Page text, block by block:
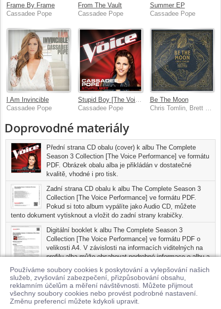
Používáme soubory cookies k poskytování a vylepšování našich
služeb, zvyšování zabezpečení, přizpůsobování obsahu,
reklamním účelům a měření návštěvnosti. Můžete přijmout
všechny soubory cookies nebo provést podrobné nastavení.
Změnu preferencí můžete kdykoli upravit.
Frame By Frame
Cassadee Pope
From The Vault
Cassadee Pope
Summer EP
Cassadee Pope
I Am Invincible
Cassadee Pope
Stupid Boy [The Voice Performance]
Cassadee Pope
Be The Moon
Chris Tomlin, Brett Young, Cassadee Pope
Doprovodné materiály
Přední strana CD obalu (cover) k albu The Complete
Season 3 Collection [The Voice Performance] ve formátu
PDF. Obrázek obalu alba je přikládán v dostatečné
kvalitě, vhodné i pro tisk.
Zadní strana CD obalu k albu The Complete Season 3
Collection [The Voice Performance] ve formátu PDF.
Pokud si toto album vypálíte jako Audio CD, můžete
tento dokument vytisknout a vložit do zadní strany krabičky.
Digitální booklet k albu The Complete Season 3
Collection [The Voice Performance] ve formátu PDF o
velikosti A4. V závislosti na informacích viditelných na
profilu alba může obsahovat podrobné informace o albu a
jednotlivých skladbách, včetně seznamu participujících
umělců, přesného data a místa nahrání pro každou ze skladeb.
Digitální booklet je tisknutelnou variantou profilu alba.
Pro možnost stažení doprovodných materiálů je nutné mít zakoupenu
minimálně jednu skladbu z tohoto alba.